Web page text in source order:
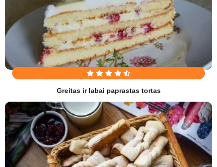
Greitas ir labai paprastas tortas